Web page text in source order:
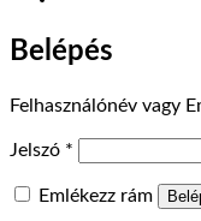
Belépés
Felhasználónév vagy
Jelszó *
Emlékezz rám